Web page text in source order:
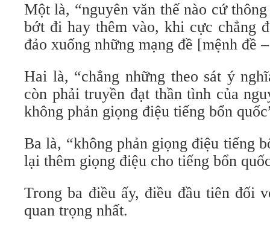
Một là, “nguyên văn thế nào cứ
bớt đi hay thêm vào, khi cực chẳng
đảo xuống những mạng đề [mệnh đề
Hai là, “chẳng những theo sát ý
còn phải truyền đạt thần tình của
không phản giọng điệu tiếng bổn
Ba là, “không phản giọng điệu tiếng
lại thêm giọng điệu cho tiếng bổn
Trong ba điều ấy, điều đầu tiên đối
quan trọng nhất.